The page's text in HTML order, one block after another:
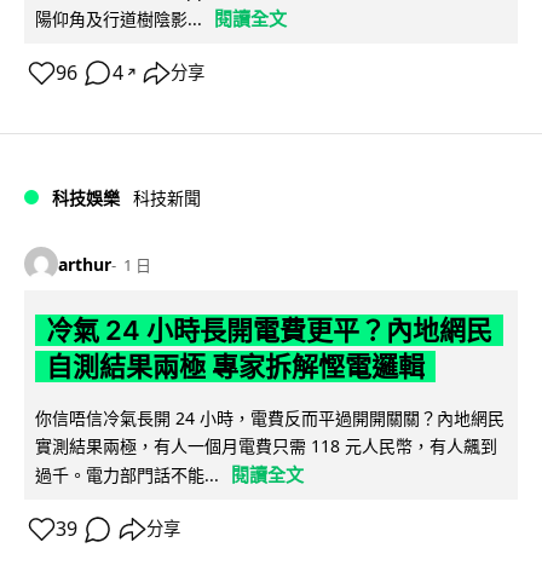
陽仰角及行道樹陰影...
閱讀全文
96 4 ↗ 分享
科技娛樂 科技新聞
arthur 1 日
冷氣 24 小時長開電費更平？內地網民
自測結果兩極 專家拆解慳電邏輯
你信唔信冷氣長開 24 小時，電費反而平過開開關關？內地網民
實測結果兩極，有人一個月電費只需 118 元人民幣，有人飆到
過千。電力部門話不能...
閱讀全文
39 分享